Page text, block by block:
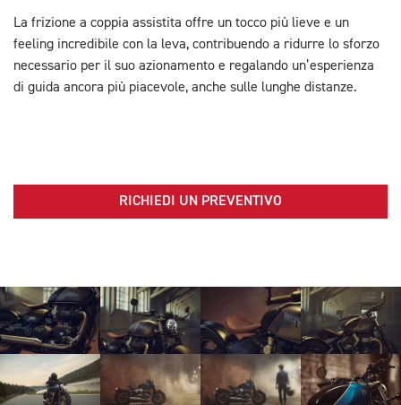
La frizione a coppia assistita offre un tocco più lieve e un
feeling incredibile con la leva, contribuendo a ridurre lo sforzo
necessario per il suo azionamento e regalando un’esperienza
di guida ancora più piacevole, anche sulle lunghe distanze.
RICHIEDI UN PREVENTIVO